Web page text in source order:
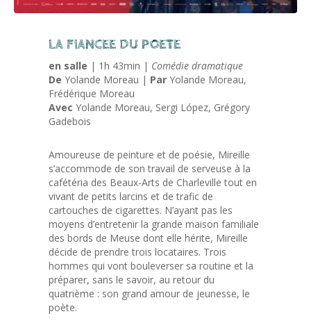
LA FIANCEE DU POETE
en salle | 1h 43min | Comédie dramatique
De Yolande Moreau | Par Yolande Moreau,
Frédérique Moreau
Avec Yolande Moreau, Sergi López, Grégory
Gadebois
Amoureuse de peinture et de poésie, Mireille
s’accommode de son travail de serveuse à la
cafétéria des Beaux-Arts de Charleville tout en
vivant de petits larcins et de trafic de
cartouches de cigarettes. N’ayant pas les
moyens d’entretenir la grande maison familiale
des bords de Meuse dont elle hérite, Mireille
décide de prendre trois locataires. Trois
hommes qui vont bouleverser sa routine et la
préparer, sans le savoir, au retour du
quatrième : son grand amour de jeunesse, le
poète.